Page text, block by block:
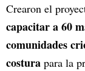
Crearon el
capacitar a 60
comunidades
costura para la